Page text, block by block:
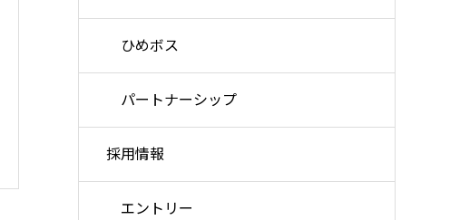
ひめボス
パートナーシップ
採用情報
エントリー